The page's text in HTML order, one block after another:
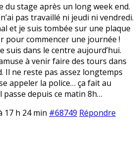
du stage après un long week end.
pas travaillé ni jeudi ni vendredi.
et je suis tombée sur une plaque
pour commencer une journée !
suis dans le centre aujourd’hui.
à venir faire des tours dans
Il ne reste pas assez longtemps
appeler la police… ça fait au
passe depuis ce matin 8h…
17 h 24 min #68749 Répondre